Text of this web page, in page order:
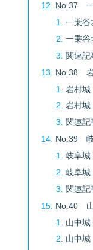
No.37 一
一乗谷
一乗谷
関連記
No.38 岩
岩村城
岩村城
関連記
No.39 岐
岐阜城
岐阜城
関連記
No.40 山
山中城
山中